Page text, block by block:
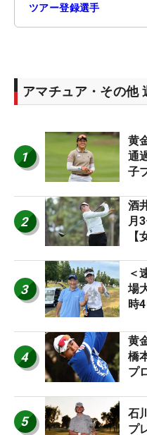
ツアー登録選手
アマチュア・その他
1
黄
通
子
2
酒
月
3
＜
場
時
4
黄
橋
プ
5
石
プ